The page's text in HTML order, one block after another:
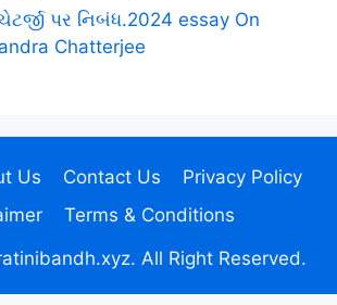
પર નિબંધ.2024 essay On
Chatterjee
Us Contact Us
Privacy Policy
Terms & Conditions
All Right Reserved.